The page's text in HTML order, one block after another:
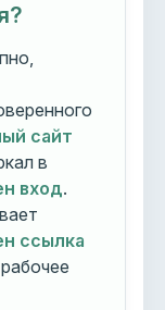
сайт
в
вход.
ссылка